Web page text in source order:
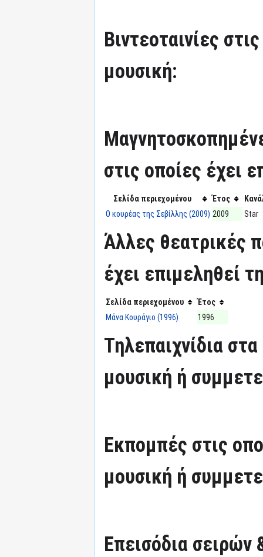
Βιντεοταινίες
μουσική:
στις οποίες έχει
Σελίδα περιεχομένου Έτος
Ο κουρέας της Σεβίλλης (2009) 2009 Star
Άλλες θεατρικές
έχει επιμεληθεί
Σελίδα περιεχομένου
Έτος
Μάνα Κουράγιο (1996)
1996
Τηλεπαιχνίδια
μουσική ή
Εκπομπές στις
μουσική ή
Επεισόδια